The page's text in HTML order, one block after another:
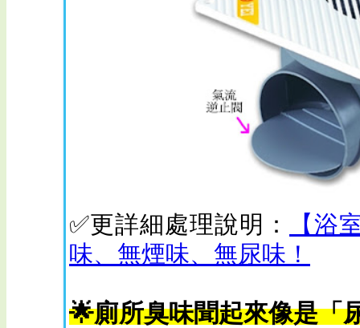
✅更詳細處理說明：
【浴
味、無煙味、無尿味！
🌟廁所臭味聞起來像是「